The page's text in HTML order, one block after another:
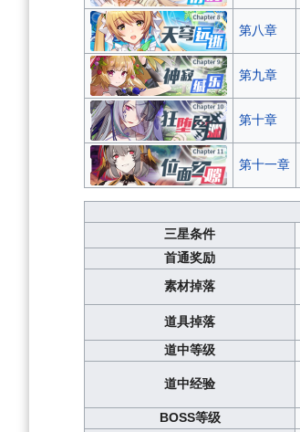
第八章
第九章
第十章
第十一章
三星条件
首通奖励
素材掉落
道具掉落
道中等级
道中经验
BOSS等级